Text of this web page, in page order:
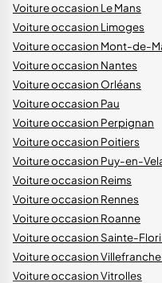
Voiture occasion Le Mans
Voiture occasion Limoges
Voiture occasion Mont-de-
Voiture occasion Nantes
Voiture occasion Orléans
Voiture occasion Pau
Voiture occasion Perpignan
Voiture occasion Poitiers
Voiture occasion Puy-en-
Voiture occasion Reims
Voiture occasion Rennes
Voiture occasion Roanne
Voiture occasion Sainte-
Voiture occasion
Voiture occasion Vitrolles